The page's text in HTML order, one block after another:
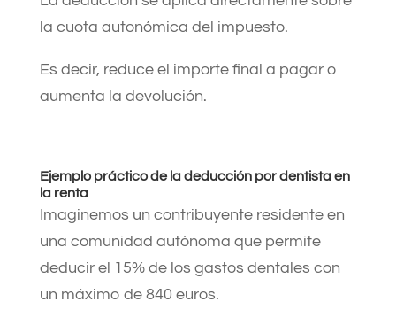
la cuota autonómica del impuesto.
Es decir, reduce el importe final a pagar o
aumenta la devolución.
Ejemplo práctico de la deducción por dentista en
la renta
Imaginemos un contribuyente residente en
una comunidad autónoma que permite
deducir el 15% de los gastos dentales con
un máximo de 840 euros.